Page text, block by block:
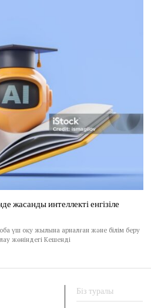
жасанды интеллекті енгізіле
үш оқу жылына арналған және білім беру
жөніндегі Кешенді
Біз туралы